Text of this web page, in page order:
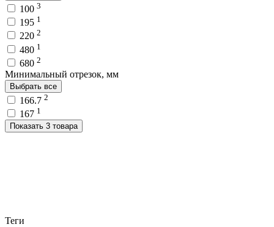
100 3
195 1
220 2
480 1
680 2
Минимальный отрезок, мм
Выбрать все
166.7 2
167 1
Показать 3 товара
Теги